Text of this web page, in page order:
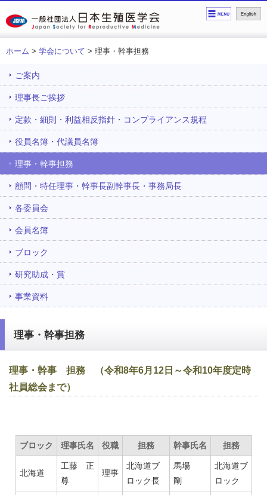
ホーム > 学会について > 理事・幹事担務
ご案内
理事長ご挨拶
定款・細則・利益相反指針・コンプライアンス規程
役員名簿・代議員名簿
理事・幹事担務
顧問・特任理事・幹事長副幹事長・事務局長
各委員会
会員名簿
ブロック
研究助成・賞
事業資料
理事・幹事担務
理事・幹事 担務 （令和8年6月12日～令和10年度定時
社員総会まで）
ブロック 理事氏名 役職 担務 幹事氏名 担務
北海道
工藤 正
尊
理事
北海道ブ
ロック長
馬場
剛
北海道ブ
ロック